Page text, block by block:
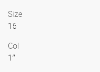
Size
16
Col
1″